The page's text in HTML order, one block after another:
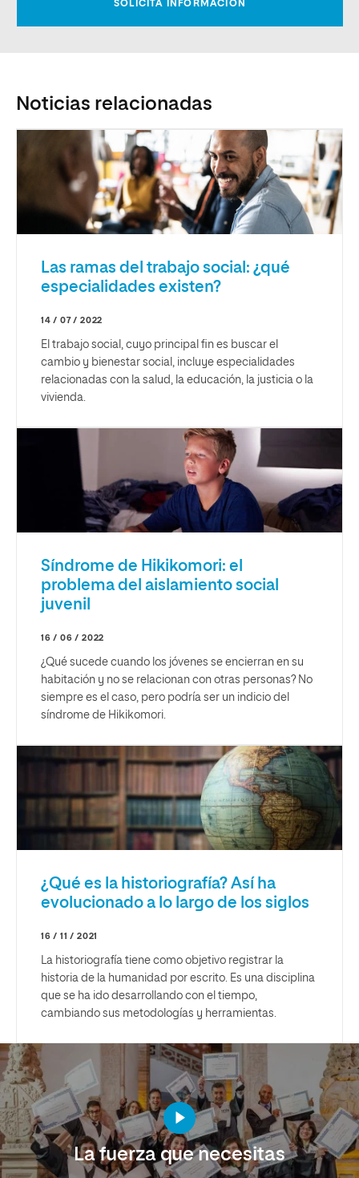
Noticias relacionadas
Las ramas del trabajo social: ¿qué
especialidades existen?
14 / 07 / 2022
El trabajo social, cuyo principal fin es buscar el
cambio y bienestar social, incluye especialidades
relacionadas con la salud, la educación, la justicia o la
vivienda.
Síndrome de Hikikomori: el
problema del aislamiento social
juvenil
16 / 06 / 2022
¿Qué sucede cuando los jóvenes se encierran en su
habitación y no se relacionan con otras personas? No
siempre es el caso, pero podría ser un indicio del
síndrome de Hikikomori.
¿Qué es la historiografía? Así ha
evolucionado a lo largo de los siglos
16 / 11 / 2021
La historiografía tiene como objetivo registrar la
historia de la humanidad por escrito. Es una disciplina
que se ha ido desarrollando con el tiempo,
cambiando sus metodologías y herramientas.
La fuerza que necesitas